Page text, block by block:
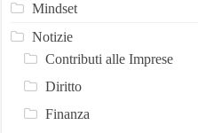
Mindset
Notizie
Contributi alle Imprese
Diritto
Finanza